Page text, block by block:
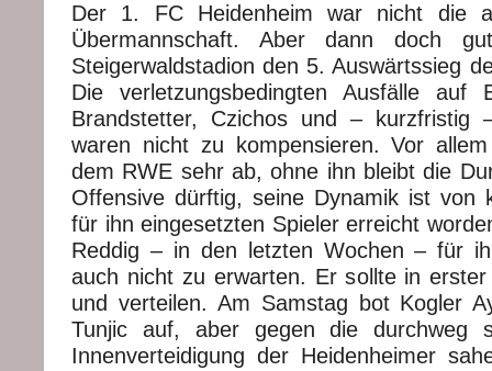
Der 1. FC Heidenheim war nicht die
Übermannschaft. Aber dann doch
Steigerwaldstadion den 5. Auswärtssieg
Die verletzungsbedingten Ausfälle auf
Brandstetter, Czichos und – kurzfristig
waren nicht zu kompensieren. Vor
dem RWE sehr ab, ohne ihn bleibt die
Offensive dürftig, seine Dynamik ist von
für ihn eingesetzten Spieler erreicht
Reddig – in den letzten Wochen – für
auch nicht zu erwarten. Er sollte in
und verteilen. Am Samstag bot Kogler
Tunjic auf, aber gegen die durchweg
Innenverteidigung der Heidenheimer